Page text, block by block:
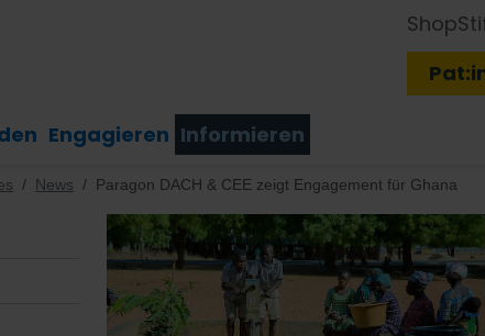
Engagieren Informieren
Shop
News Paragon DACH & CEE zeigt Engagement für Ghana